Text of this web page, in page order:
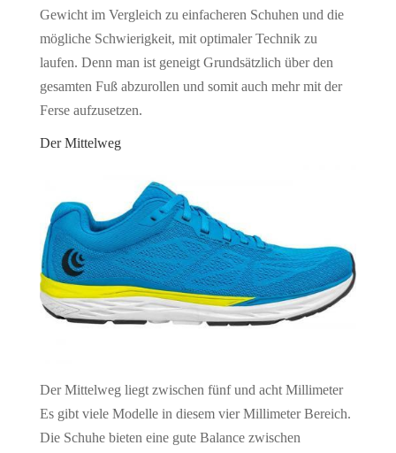
Gewicht im Vergleich zu einfacheren Schuhen und die
mögliche Schwierigkeit, mit optimaler Technik zu
laufen. Denn man ist geneigt Grundsätzlich über den
gesamten Fuß abzurollen und somit auch mehr mit der
Ferse aufzusetzen.
Der Mittelweg
Der Mittelweg liegt zwischen fünf und acht Millimeter
Es gibt viele Modelle in diesem vier Millimeter Bereich.
Die Schuhe bieten eine gute Balance zwischen